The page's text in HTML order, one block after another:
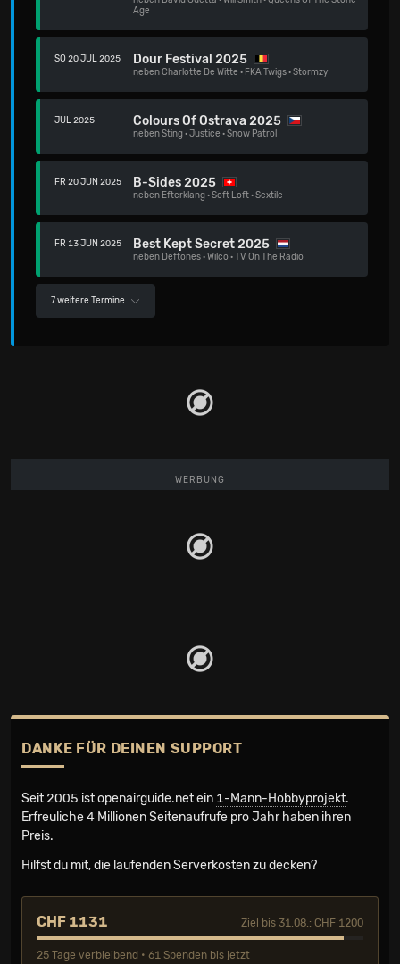
Age
SO 20 JUL 2025 Dour Festival 2025
nebenCharlotte De Witte · FKA Twigs·Stormzy
JUL 2025 Colours Of Ostrava 2025
nebenSting·Justice ·Snow Patrol
FR 20 JUN 2025 B-Sides 2025
neben Efterklang·Soft Loft·Sextile
FR 13 JUN 2025 Best Kept Secret 2025
neben Deftones·Wilco ·TV On The Radio
7 weitere Termine
WERBUNG
DANKE FÜR DEINEN SUPPORT
Seit 2005 ist openairguide.net ein 1-Mann-Hobbyprojekt.
Erfreuliche 4 Millionen Seiten­aufrufe pro Jahr haben ihren
Preis.
Hilfst du mit, die laufenden Serverkosten zu decken?
CHF 1131 Ziel bis 31.08.: CHF 1200
25 Tage verbleibend • 61 Spenden bis jetzt